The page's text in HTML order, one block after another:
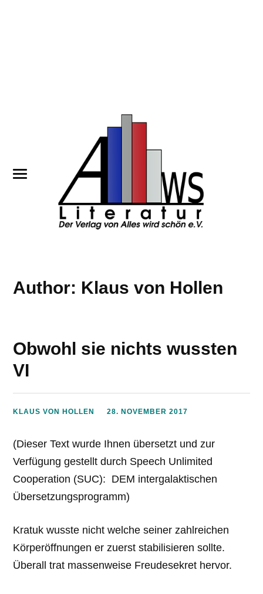
Author: Klaus von Hollen
Obwohl sie nichts wussten
VI
KLAUS VON HOLLEN 28. NOVEMBER 2017
(Dieser Text wurde Ihnen übersetzt und zur
Verfügung gestellt durch Speech Unlimited
Cooperation (SUC): DEM intergalaktischen
Übersetzungsprogramm)
Kratuk wusste nicht welche seiner zahlreichen
Körperöffnungen er zuerst stabilisieren sollte.
Überall trat massenweise Freudesekret hervor.